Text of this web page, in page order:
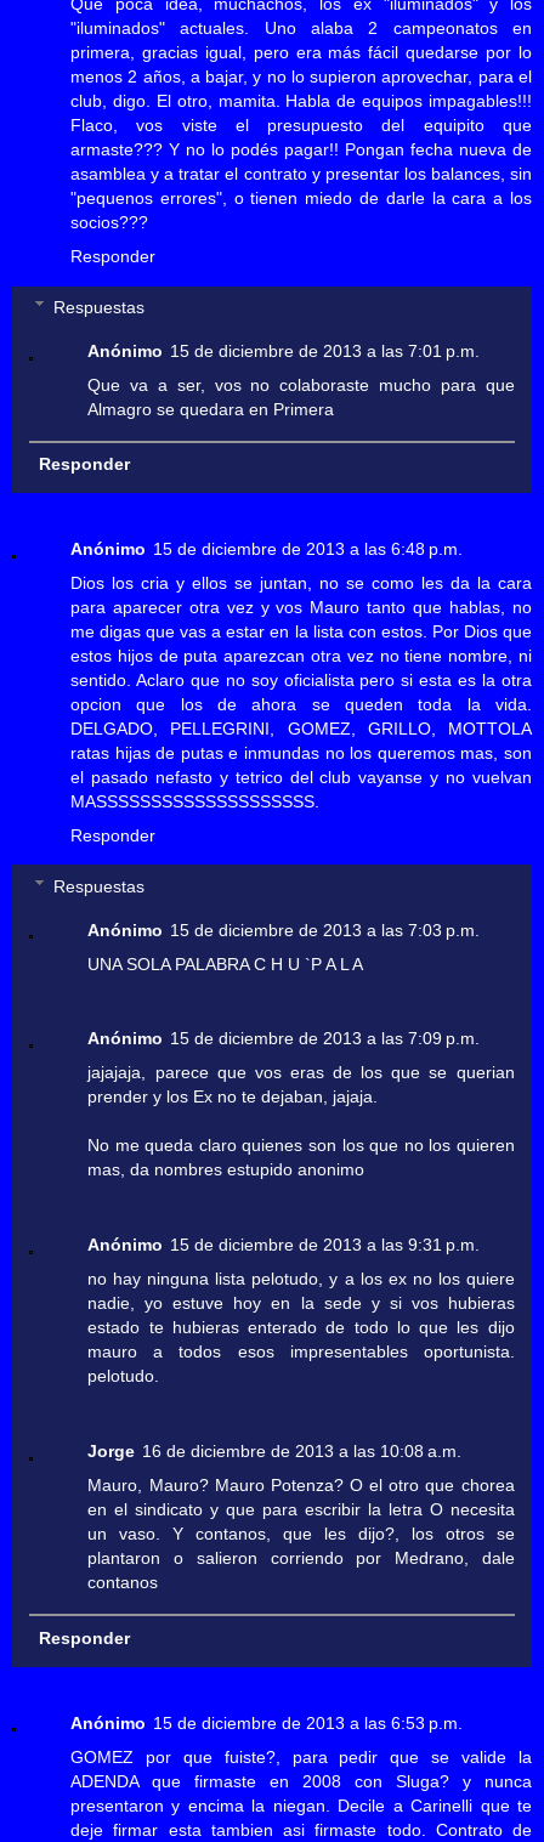
"iluminados" actuales. Uno alaba 2 campeonatos en
primera, gracias igual, pero era más fácil quedarse por lo
menos 2 años, a bajar, y no lo supieron aprovechar, para el
club, digo. El otro, mamita. Habla de equipos impagables!!!
Flaco, vos viste el presupuesto del equipito que
armaste??? Y no lo podés pagar!! Pongan fecha nueva de
asamblea y a tratar el contrato y presentar los balances, sin
"pequenos errores", o tienen miedo de darle la cara a los
socios???
Responder
Respuestas
Anónimo 15 de diciembre de 2013 a las 7:01 p.m.
Que va a ser, vos no colaboraste mucho para que
Almagro se quedara en Primera
Responder
Anónimo 15 de diciembre de 2013 a las 6:48 p.m.
Dios los cria y ellos se juntan, no se como les da la cara
para aparecer otra vez y vos Mauro tanto que hablas, no
me digas que vas a estar en la lista con estos. Por Dios que
estos hijos de puta aparezcan otra vez no tiene nombre, ni
sentido. Aclaro que no soy oficialista pero si esta es la otra
opcion que los de ahora se queden toda la vida.
DELGADO, PELLEGRINI, GOMEZ, GRILLO, MOTTOLA
ratas hijas de putas e inmundas no los queremos mas, son
el pasado nefasto y tetrico del club vayanse y no vuelvan
MASSSSSSSSSSSSSSSSSSSS.
Responder
Respuestas
Anónimo 15 de diciembre de 2013 a las 7:03 p.m.
UNA SOLA PALABRA C H U `P A L A
Anónimo 15 de diciembre de 2013 a las 7:09 p.m.
jajajaja, parece que vos eras de los que se querian
prender y los Ex no te dejaban, jajaja.
No me queda claro quienes son los que no los quieren
mas, da nombres estupido anonimo
Anónimo 15 de diciembre de 2013 a las 9:31 p.m.
no hay ninguna lista pelotudo, y a los ex no los quiere
nadie, yo estuve hoy en la sede y si vos hubieras
estado te hubieras enterado de todo lo que les dijo
mauro a todos esos impresentables oportunista.
pelotudo.
Jorge 16 de diciembre de 2013 a las 10:08 a.m.
Mauro, Mauro? Mauro Potenza? O el otro que chorea
en el sindicato y que para escribir la letra O necesita
un vaso. Y contanos, que les dijo?, los otros se
plantaron o salieron corriendo por Medrano, dale
contanos
Responder
Anónimo 15 de diciembre de 2013 a las 6:53 p.m.
GOMEZ por que fuiste?, para pedir que se valide la
ADENDA que firmaste en 2008 con Sluga? y nunca
presentaron y encima la niegan. Decile a Carinelli que te
deje firmar esta tambien asi firmaste todo. Contrato de